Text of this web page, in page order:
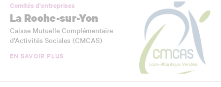
Comités d'entreprises
La Roche-sur-Yon
Caisse Mutuelle Complémentaire
d’Activités Sociales (CMCAS)
EN SAVOIR PLUS